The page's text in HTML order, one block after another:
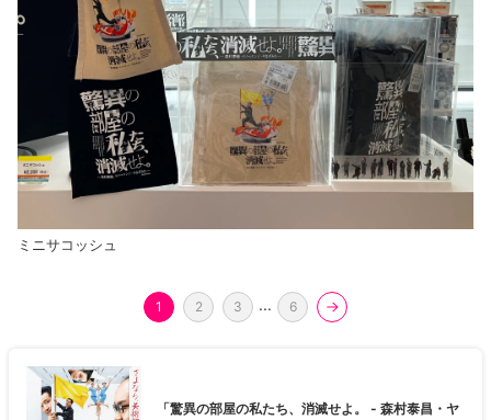
ミニサコッシュ
1 2 3 ... 6
「驚異の部屋の私たち、消滅せよ。 - 森村泰昌・ヤ